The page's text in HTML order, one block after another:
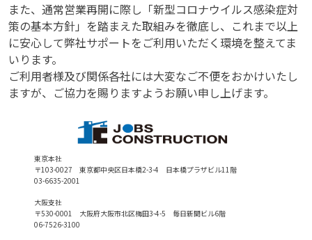
また、通常営業再開に際し「新型コロナウイルス感染症対
策の基本方針」を踏まえた取組みを徹底し、これまで以上
に安心して弊社サポートをご利用いただく環境を整えてま
いります。
ご利用者様及び関係各社には大変なご不便をおかけいたし
ますが、ご協力を賜りますようお願い申し上げます。
東京本社
〒103-0027 東京都中央区日本橋2-3-4 日本橋プラザビル11階
03-6635-2001
大阪支社
〒530-0001 大阪府大阪市北区梅田3-4-5 毎日新聞ビル6階
06-7526-3100